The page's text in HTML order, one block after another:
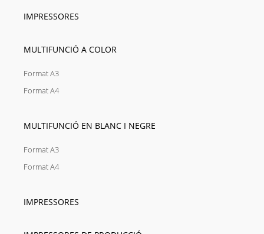
IMPRESSORES
MULTIFUNCIÓ A COLOR
Format A3
Format A4
MULTIFUNCIÓ EN BLANC I NEGRE
Format A3
Format A4
IMPRESSORES